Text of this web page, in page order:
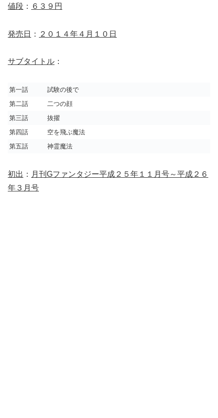
値段 ： ６３９円
発売日 ： ２０１４年４月１０日
サブタイトル ：
第一話 試験の後で
第二話 二つの顔
第三話 抜擢
第四話 空を飛ぶ魔法
第五話 神霊魔法
初出 ： 月刊Gファンタジー平成２５年１１月号～平成２６
年３月号